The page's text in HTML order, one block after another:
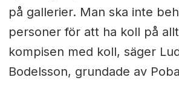
på gallerier. Man ska inte
personer för att ha koll på
kompisen med koll, säger
Bodelsson, grundade av